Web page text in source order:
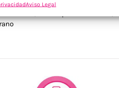
Aviso Legal